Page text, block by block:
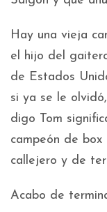
Hay una vieja
el hijo del
de Estados
si ya se le
digo Tom
campeón de
callejero y de
Acabo de